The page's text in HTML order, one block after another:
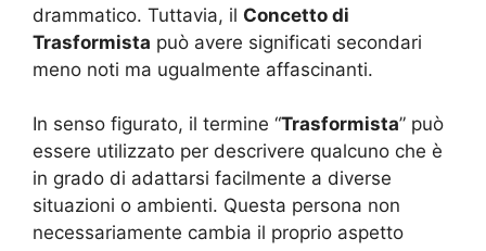
drammatico. Tuttavia, il Concetto di
Trasformista può avere significati secondari
meno noti ma ugualmente affascinanti.
In senso figurato, il termine “Trasformista” può
essere utilizzato per descrivere qualcuno che è
in grado di adattarsi facilmente a diverse
situazioni o ambienti. Questa persona non
necessariamente cambia il proprio aspetto